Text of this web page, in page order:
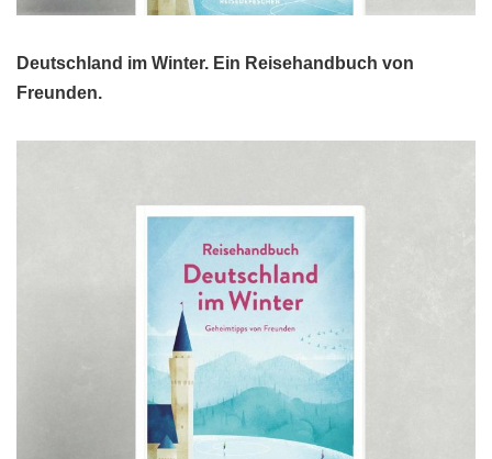
Deutschland im Winter. Ein Reisehandbuch von
Freunden.